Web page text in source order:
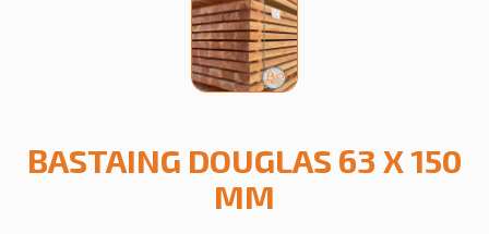
BASTAING DOUGLAS 63 X 150
MM